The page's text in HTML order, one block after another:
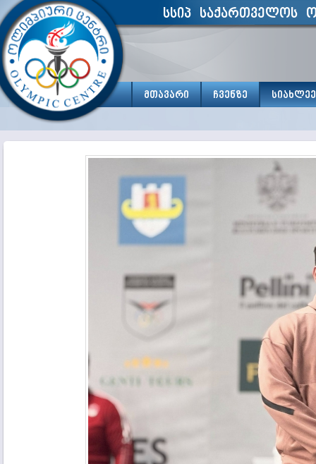
სსიპ საქართველოს
მთავარი ჩვენზე